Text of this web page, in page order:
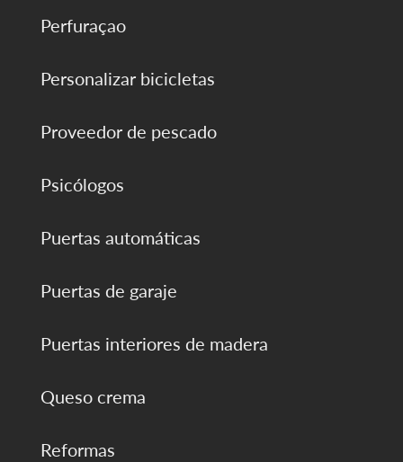
Perfuraçao
Personalizar bicicletas
Proveedor de pescado
Psicólogos
Puertas automáticas
Puertas de garaje
Puertas interiores de madera
Queso crema
Reformas